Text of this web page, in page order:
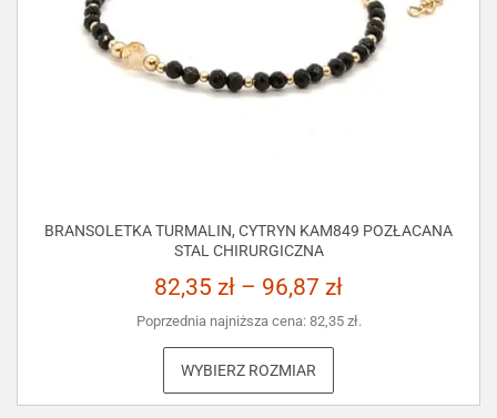
BRANSOLETKA TURMALIN, CYTRYN KAM849 POZŁACANA
STAL CHIRURGICZNA
82,35 zł – 96,87 zł
Poprzednia najniższa cena: 82,35 zł.
WYBIERZ ROZMIAR